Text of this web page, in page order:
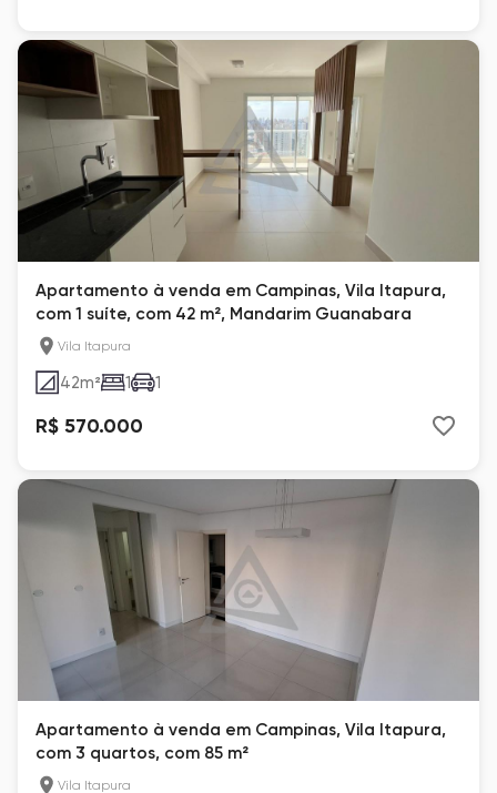
Apartamento à venda em Campinas, Vila Itapura,
com 1 suíte, com 42 m², Mandarim Guanabara
Vila Itapura
42m² 1 1
R$ 570.000
Apartamento à venda em Campinas, Vila Itapura,
com 3 quartos, com 85 m²
Vila Itapura